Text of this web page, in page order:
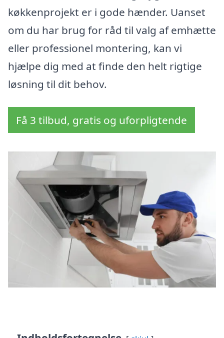
køkkenprojekt er i gode hænder. Uanset
om du har brug for råd til valg af emhætte
eller professionel montering, kan vi
hjælpe dig med at finde den helt rigtige
løsning til dit behov.
Få 3 tilbud, gratis og uforpligtende